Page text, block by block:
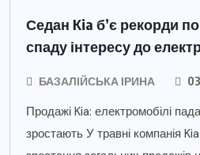
Седан Kia б’є рекорди
спаду інтересу до
БАЗАЛІЙСЬКА ІРИНА
Продажі Kia: електромобілі
зростають У травні компанія